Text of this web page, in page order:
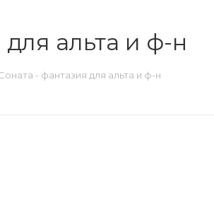
альта и ф-н
- фантазия для альта и ф-н